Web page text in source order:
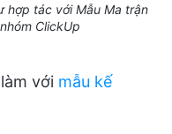
hợp tác với Mẫu Ma trận
ClickUp
với mẫu kế